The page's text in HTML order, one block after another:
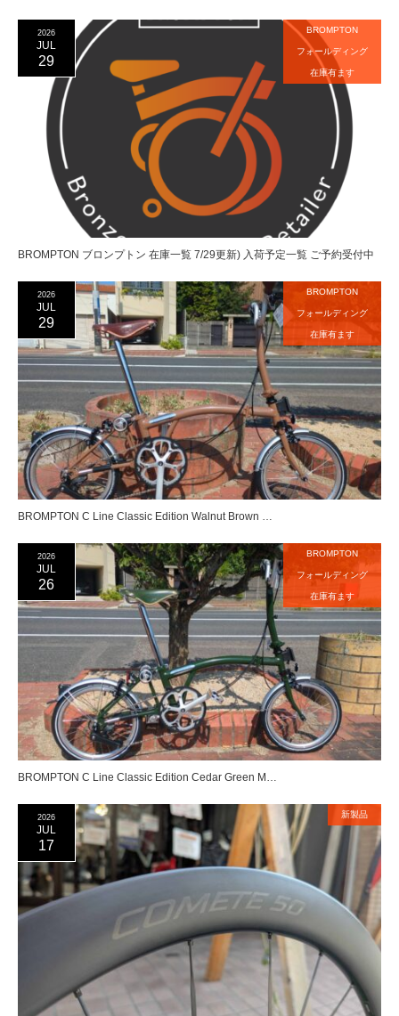
2026
JUL
29
BROMPTON
フォールディング
在庫有ます
BROMPTON ブロンプトン 在庫一覧 7/29更新) 入荷予定一覧 ご予約受付中
2026
JUL
29
BROMPTON
フォールディング
在庫有ます
BROMPTON C Line Classic Edition Walnut Brown …
2026
JUL
26
BROMPTON
フォールディング
在庫有ます
BROMPTON C Line Classic Edition Cedar Green M…
2026
JUL
17
新製品